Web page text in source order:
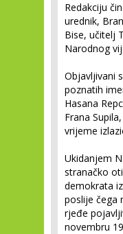
Redakciju
urednik,
Bise, učitelj
Narodnog
Objavljivani
poznatih
Hasana
Frana
vrijeme
Ukidanjem
stranačko
demokrata
poslije čega
rjeđe
novembru